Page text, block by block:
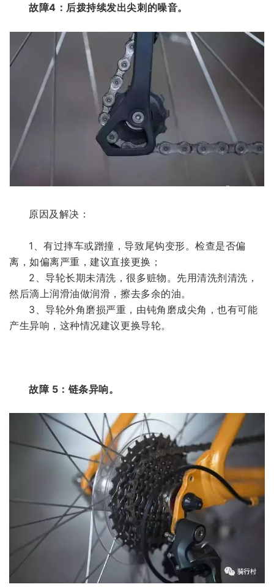
故障4：后拨持续发出尖刺的噪音。
原因及解决：
1、有过摔车或蹭撞，导致尾钩变形。检查是否偏
离，如偏离严重，建议直接更换；
2、导轮长期未清洗，很多赃物。先用清洗剂清洗，
然后滴上润滑油做润滑，擦去多余的油。
3、导轮外角磨损严重，由钝角磨成尖角，也有可能
产生异响，这种情况建议更换导轮。
故障 5：链条异响。